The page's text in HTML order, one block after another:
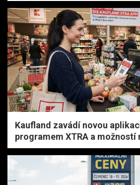
Kaufland zavádí novou
programem XTRA a